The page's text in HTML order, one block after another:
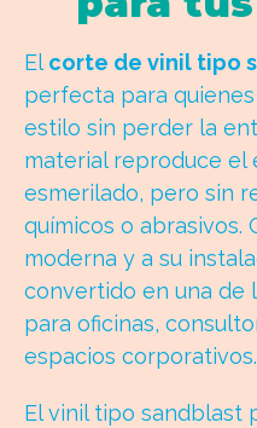
El corte de vinil tipo
perfecta para
estilo sin perder la
material reproduce el
esmerilado, pero sin
químicos o abrasivos.
moderna y a su
convertido en una de
para oficinas,
espacios corporativos.
El vinil tipo sandblast